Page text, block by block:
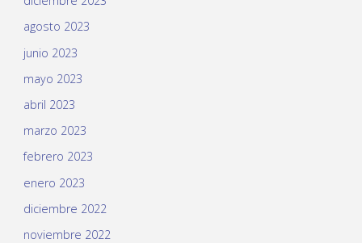
agosto 2023
junio 2023
mayo 2023
abril 2023
marzo 2023
febrero 2023
enero 2023
diciembre 2022
noviembre 2022